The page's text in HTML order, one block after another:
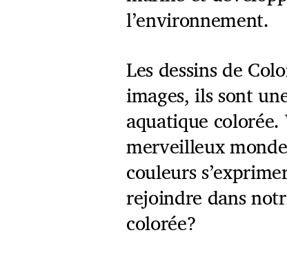
l’environnement.
Les dessins de
images, ils sont
aquatique
merveilleux
couleurs
rejoindre dans
colorée?